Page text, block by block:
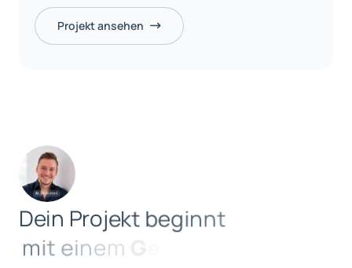
Projekt ansehen
Dein Projekt beginnt
mit einem